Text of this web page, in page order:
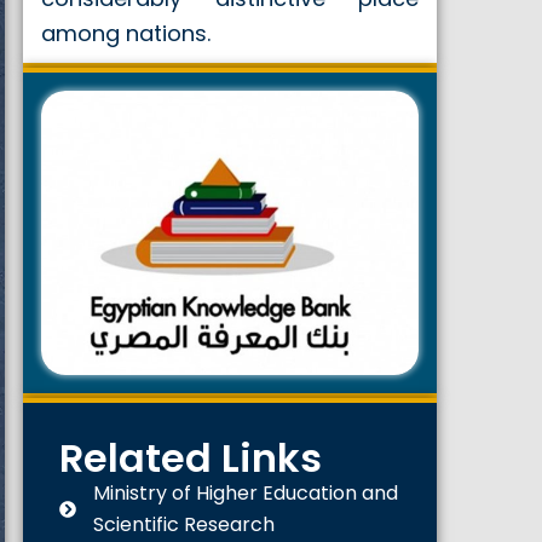
among nations.
Related Links
Ministry of Higher Education and
Scientific Research